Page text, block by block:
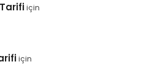
için
için